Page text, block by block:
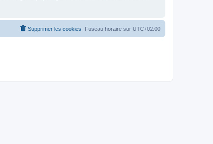
Fuseau horaire sur UTC+02:00
Supprimer les cookies